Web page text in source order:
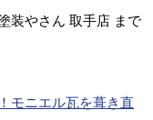
装やさん 取手店 まで
モニエル瓦を葺き直